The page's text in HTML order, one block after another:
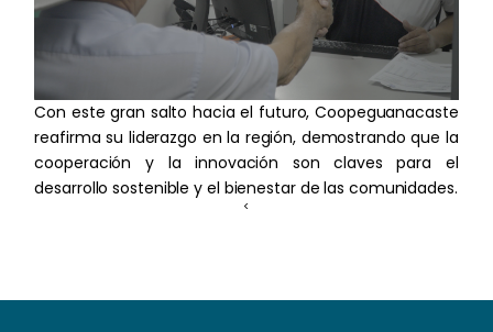
Con este gran salto hacia el futuro, Coopeguanacaste
reafirma su liderazgo en la región, demostrando que la
cooperación y la innovación son claves para el
desarrollo sostenible y el bienestar de las comunidades.
<